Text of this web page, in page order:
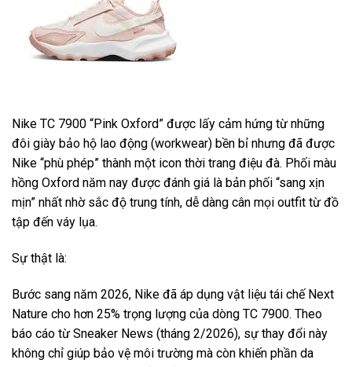
Nike TC 7900 “Pink Oxford” được lấy cảm hứng từ những
đôi giày bảo hộ lao động (workwear) bền bỉ nhưng đã được
Nike “phù phép” thành một icon thời trang điệu đà. Phối màu
hồng Oxford năm nay được đánh giá là bản phối “sang xịn
mịn” nhất nhờ sắc độ trung tính, dễ dàng cân mọi outfit từ đồ
tập đến váy lụa.
Sự thật là:
Bước sang năm 2026, Nike đã áp dụng vật liệu tái chế Next
Nature cho hơn 25% trọng lượng của dòng TC 7900. Theo
báo cáo từ Sneaker News (tháng 2/2026), sự thay đổi này
không chỉ giúp bảo vệ môi trường mà còn khiến phần da